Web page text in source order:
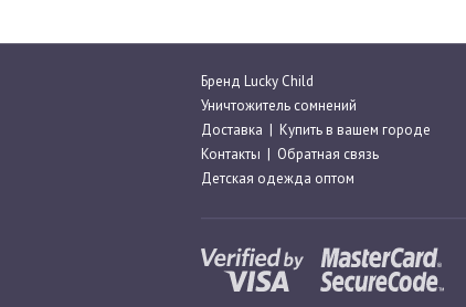
Бренд Lucky Child
Уничтожитель сомнений
Доставка | Купить в вашем городе
Контакты | Обратная связь
Детская одежда оптом